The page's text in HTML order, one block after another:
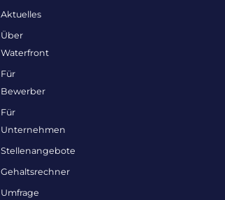
Aktuelles
Über
Waterfront
Für
Bewerber
Für
Unternehmen
Stellenangebote
Gehaltsrechner
Umfrage